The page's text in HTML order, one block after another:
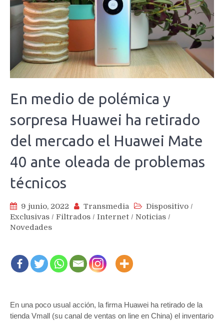
En medio de polémica y
sorpresa Huawei ha retirado
del mercado el Huawei Mate
40 ante oleada de problemas
técnicos
9 junio, 2022 Transmedia Dispositivo /
Exclusivas / Filtrados / Internet / Noticias /
Novedades
En una poco usual acción, la firma Huawei ha retirado de la
tienda Vmall (su canal de ventas on line en China) el inventario